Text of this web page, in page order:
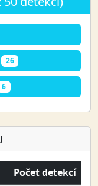
26
6
Počet detekcí